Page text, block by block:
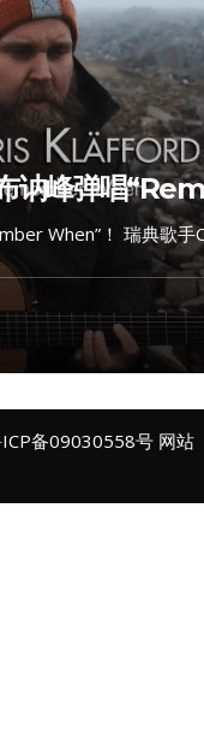
讷峰弹唱
When”！ 瑞典歌手
备09030558号 网站